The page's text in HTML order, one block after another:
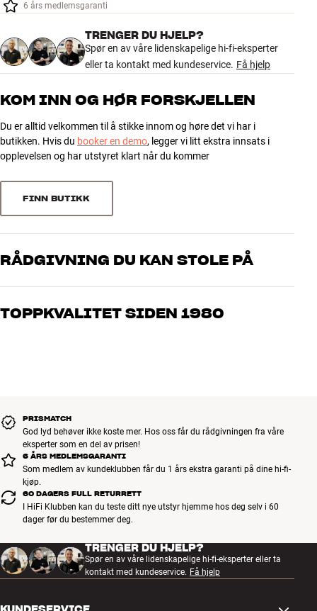
MERKER
NYHETER
TILBUD
Kundeservice
Logg inn
Kundeservice
6 års medlemsgaranti
TRENGER DU HJELP?
Spør en av våre lidenskapelige hi-fi-eksperter
eller ta kontakt med kundeservice. Få hjelp
KOM INN OG HØR FORSKJELLEN
Du er alltid velkommen til å stikke innom og høre det vi har i
butikken. Hvis du booker en demo, legger vi litt ekstra innsats i
opplevelsen og har utstyret klart når du kommer
FINN BUTIKK
RÅDGIVNING DU KAN STOLE PÅ
Våre medarbeidere er ekte entusiaster som kjenner produktene og
Fortell oss hva du drømmer om, så finner vi løsningen som passer
TOPPKVALITET SIDEN 1980
PRISMATCH
God lyd behøver ikke koste mer. Hos oss får du rådgivningen fra våre
eksperter som en del av prisen!
6 ÅRS MEDLEMSGARANTI
Som medlem av kundeklubben får du 1 års ekstra garanti på dine hi-fi-
kjøp.
60 DAGERS FULL RETURRETT
I HiFi Klubben kan du teste ditt nye utstyr hjemme hos deg selv i 60
dager før du bestemmer deg.
TRENGER DU HJELP?
Spør en av våre lidenskapelige hi-fi-eksperter eller ta
kontakt med kundeservice. Få hjelp